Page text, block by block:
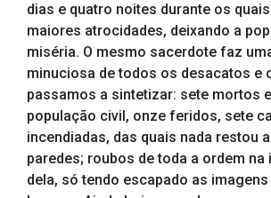
dias e quatro noites durante os
maiores atrocidades, deixando a
miséria. O mesmo sacerdote faz
minuciosa de todos os desacatos e
passamos a sintetizar: sete mortos
população civil, onze feridos, sete
incendiadas, das quais nada restou
paredes; roubos de toda a ordem
dela, só tendo escapado as